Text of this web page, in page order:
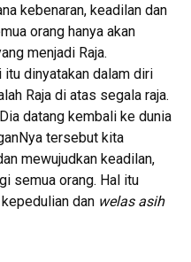
kebenaran, keadilan dan
orang hanya akan
menjadi Raja.
dinyatakan dalam diri
Raja di atas segala raja.
datang kembali ke dunia
tersebut kita
mewujudkan keadilan,
semua orang. Hal itu
dan welas asih